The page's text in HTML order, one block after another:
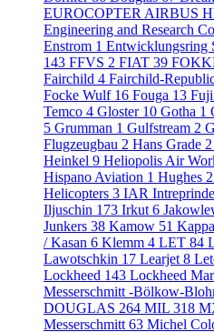
EUROCOPTER AIRBUS
Engineering and Research
Enstrom 1 Entwicklungsring
143 FFVS 2 FIAT 39
Fairchild 4 Fairchild-
Focke Wulf 16 Fouga 13 Fuji
Temco 4 Gloster 10 Gotha 1
5 Grumman 1 Gulfstream 2
Flugzeugbau 2 Hans Grade 2
Heinkel 9 Heliopolis Air
Hispano Aviation 1 Hughes 2
Helicopters 3 IAR
Iljuschin 173 Irkut 6
Junkers 38 Kamow 51
/ Kasan 6 Klemm 4 LET 84
Lawotschkin 17 Learjet 8
Lockheed 143 Lockheed
Messerschmitt -Bölkow-
DOUGLAS 264 MIL 318
Messerschmitt 63 Michel